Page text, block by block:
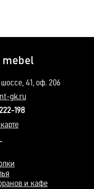
mebel
41, оф. 206
gk.ru
198
и кафе